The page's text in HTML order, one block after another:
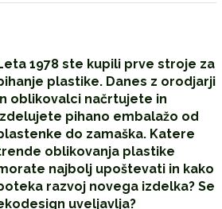
1978 ste kupili prve stroje za
plastike. Danes z orodjarji
oblikovalci načrtujete in
pihano embalažo od
do zamaška. Katere
oblikovanja plastike
najbolj upoštevati in kako
razvoj novega izdelka? Se
uveljavlja?